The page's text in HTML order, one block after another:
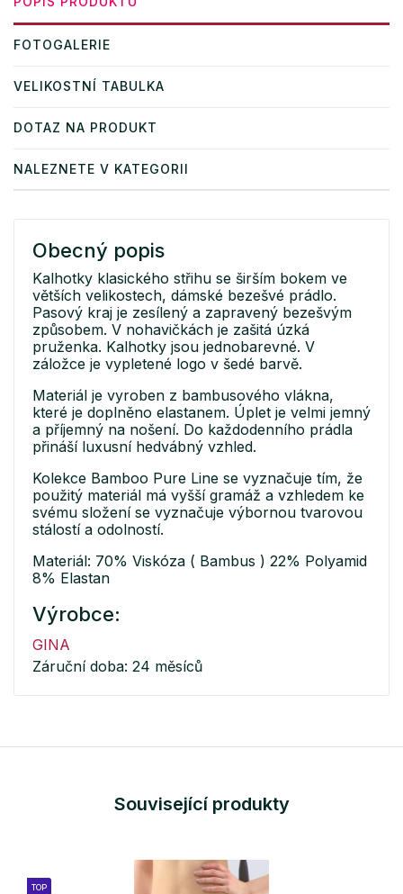
FOTOGALERIE
VELIKOSTNÍ TABULKA
DOTAZ NA PRODUKT
NALEZNETE V KATEGORII
Obecný popis
Kalhotky klasického střihu se širším bokem ve
větších velikostech, dámské bezešvé prádlo.
Pasový kraj je zesílený a zapravený bezešvým
způsobem. V nohavičkách je zašitá úzká
pruženka. Kalhotky jsou jednobarevné. V
záložce je vypletené logo v šedé barvě.
Materiál je vyroben z bambusového vlákna,
které je doplněno elastanem. Úplet je velmi jemný
a příjemný na nošení. Do každodenního prádla
přináší luxusní hedvábný vzhled.
Kolekce Bamboo Pure Line se vyznačuje tím, že
použitý materiál má vyšší gramáž a vzhledem ke
svému složení se vyznačuje výbornou tvarovou
stálostí a odolností.
Materiál: 70% Viskóza ( Bambus ) 22% Polyamid
8% Elastan
Výrobce:
GINA
Záruční doba: 24 měsíců
Související produkty
TOP